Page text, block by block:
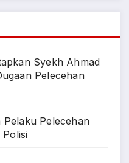
Syekh Ahmad
Pelecehan
Pelecehan